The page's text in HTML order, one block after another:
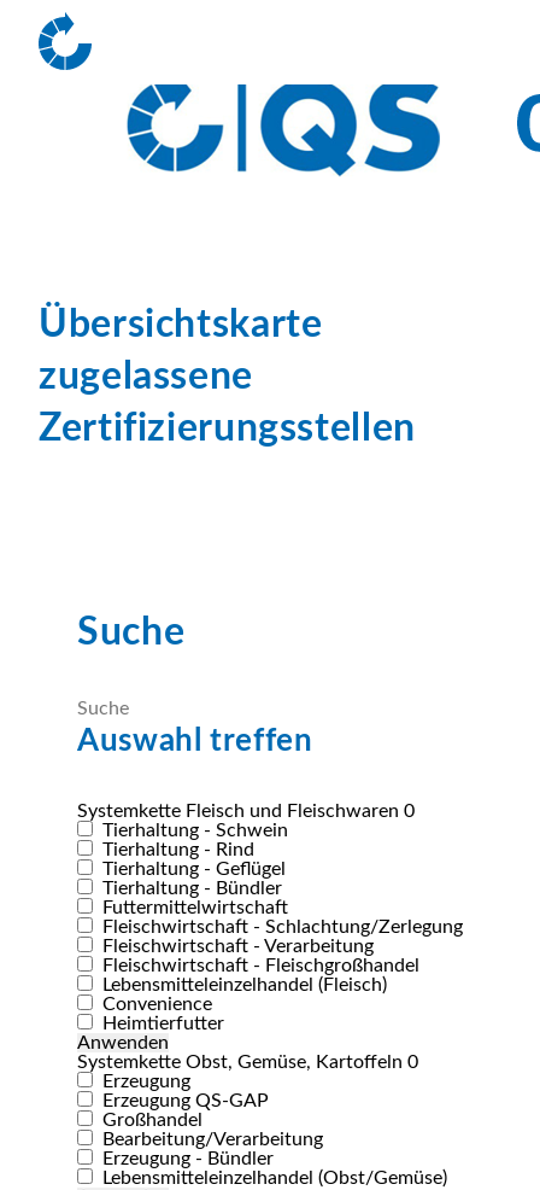
Übersichtskarte
zugelassene
Zertifizierungsstellen
Suche
Auswahl treffen
Systemkette Fleisch und Fleischwaren 0
Tierhaltung - Schwein
Tierhaltung - Rind
Tierhaltung - Geflügel
Tierhaltung - Bündler
Futtermittelwirtschaft
Fleischwirtschaft - Schlachtung/Zerlegung
Fleischwirtschaft - Verarbeitung
Fleischwirtschaft - Fleischgroßhandel
Lebensmitteleinzelhandel (Fleisch)
Convenience
Heimtierfutter
Systemkette Obst, Gemüse, Kartoffeln 0
Erzeugung
Erzeugung QS-GAP
Großhandel
Bearbeitung/Verarbeitung
Erzeugung - Bündler
Lebensmitteleinzelhandel (Obst/Gemüse)